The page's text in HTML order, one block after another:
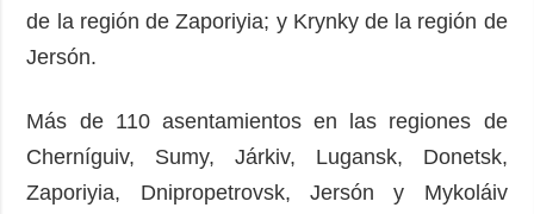
de la región de Zaporiyia; y Krynky de la región de
Jersón.
Más de 110 asentamientos en las regiones de
Cherníguiv, Sumy, Járkiv, Lugansk, Donetsk,
Zaporiyia, Dnipropetrovsk, Jersón y Mykoláiv